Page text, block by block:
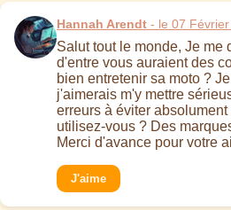
Hannah Arendt - le 07
Salut tout le monde, Je me
d'entre vous auraient des
bien entretenir sa moto ?
j'aimerais m'y mettre
erreurs à éviter
utilisez-vous ? Des
Merci d'avance pour votre
J'aime